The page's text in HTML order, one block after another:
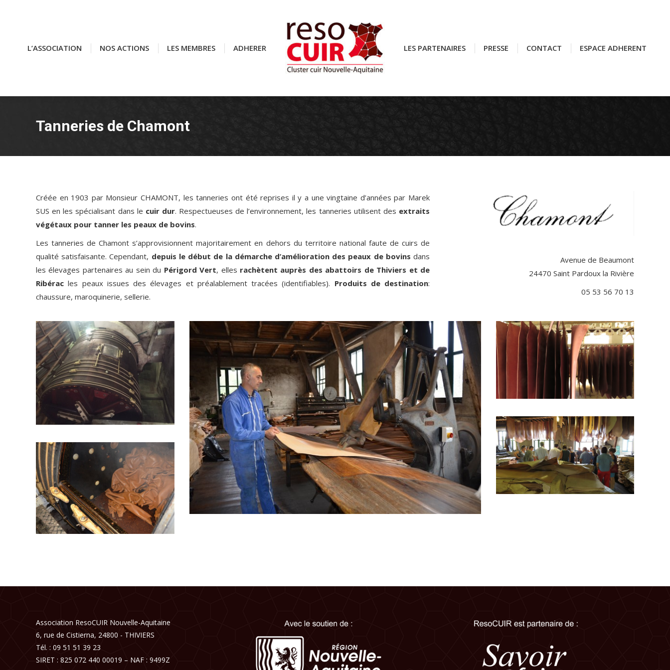
L’ASSOCIATION NOS ACTIONS LES MEMBRES ADHERER LES PARTENAIRES PRESSE CONTACT ESPACE ADHERENT
Tanneries de Chamont
Créée en 1903 par Monsieur CHAMONT, les tanneries ont été reprises il y a une vingtaine d’années par Marek
SUS en les spécialisant dans le cuir dur. Respectueuses de l’environnement, les tanneries utilisent des extraits
végétaux pour tanner les peaux de bovins.
Les tanneries de Chamont s’approvisionnent majoritairement en dehors du territoire national faute de cuirs de
qualité satisfaisante. Cependant, depuis le début de la démarche d’amélioration des peaux de bovins dans
les élevages partenaires au sein du Périgord Vert, elles rachètent auprès des abattoirs de Thiviers et de
Ribérac les peaux issues des élevages et préalablement tracées (identifiables). Produits de destination:
chaussure, maroquinerie, sellerie.
Avenue de Beaumont
24470 Saint Pardoux la Rivière
05 53 56 70 13
Association ResoCUIR Nouvelle-Aquitaine
6, rue de Cistierna, 24800 - THIVIERS
Tél. : 09 51 51 39 23
SIRET : 825 072 440 00019 – NAF : 9499Z
L’ASSOCIATION NOS ACTIONS LES MEMBRES ADHERER LES PARTENAIRES PRESSE CONTACT ESPACE ADHERENT